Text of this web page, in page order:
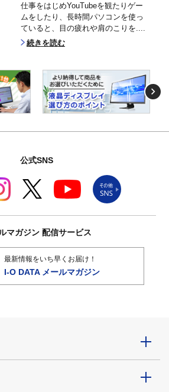
仕事をはじめYouTubeを観たりゲー
ムをしたり、長時間パソコンを使っ
ていると、目の疲れや肩のこりを....
続きを読む
公式SNS
マガジン 配信サービス
最新情報をいち早くお届け！
I-O DATA メールマガジン